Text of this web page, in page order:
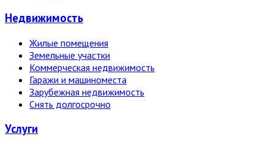
Недвижи­мость
Жилые помещения
Земельные участки
Коммерческая недвижимость
Гаражи и машиноместа
Зарубежная недвижимость
Снять долгосрочно
Услуги